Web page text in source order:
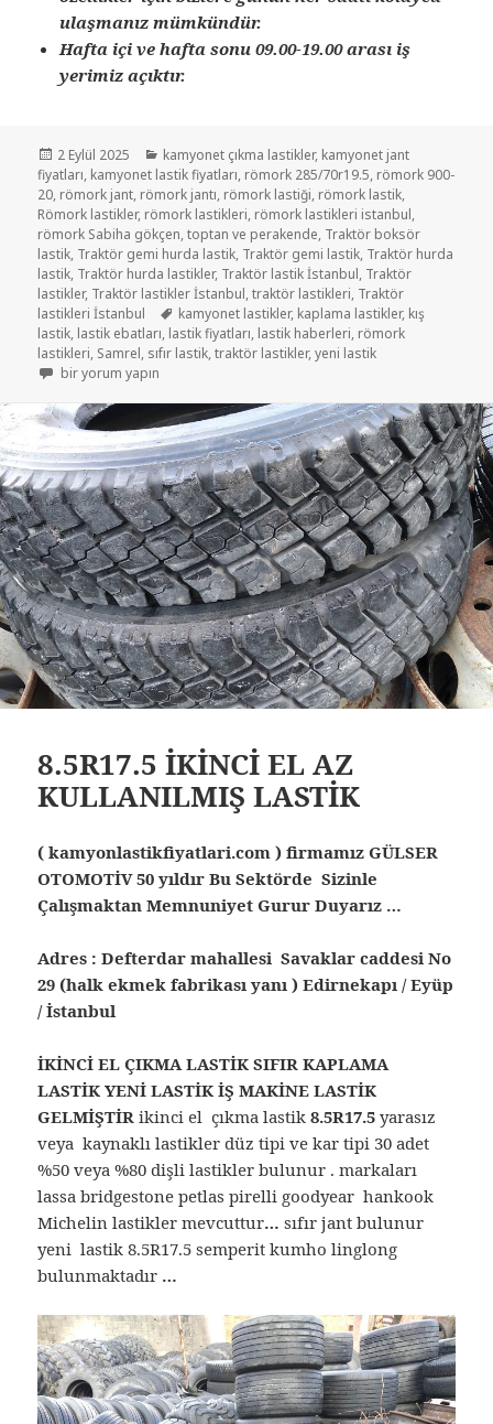
ulaşmanız mümkündür.
Hafta içi ve hafta sonu 09.00-19.00 arası iş
yerimiz açıktır.
Yayın
tarihi
2 Eylül 2025 Kategoriler
kamyonet çıkma lastikler, kamyonet jant
fiyatları, kamyonet lastik fiyatları, römork 285/70r19.5, römork 900-
20, römork jant, römork jantı, römork lastiği, römork lastik,
Römork lastikler, römork lastikleri, römork lastikleri istanbul,
römork Sabiha gökçen,toptan ve perakende, Traktör boksör
lastik, Traktör gemi hurda lastik, Traktör gemi lastik, Traktör hurda
lastik, Traktör hurda lastikler, Traktör lastik İstanbul, Traktör
lastikler, Traktör lastikler İstanbul,traktör lastikleri, Traktör
lastikleri İstanbul
Etiketler
kamyonet lastikler, kaplama lastikler, kış
lastik, lastik ebatları, lastik fiyatları, lastik haberleri, römork
lastikleri, Samrel, sıfır lastik,traktör lastikler,yeni lastik
KAMYONET LASTİKLER 7-50-16 VE 12 KAT için
bir yorum yapın
8.5R17.5 İKİNCİ EL AZ
KULLANILMIŞ LASTİK
( kamyonlastikfiyatlari.com ) firmamız GÜLSER
OTOMOTİV 50 yıldır Bu Sektörde Sizinle
Çalışmaktan Memnuniyet Gurur Duyarız …
Adres : Defterdar mahallesi Savaklar caddesi No
29 (halk ekmek fabrikası yanı ) Edirnekapı / Eyüp
/ İstanbul
İKİNCİ EL ÇIKMA LASTİK SIFIR KAPLAMA
LASTİK YENİ LASTİK İŞ MAKİNE LASTİK
GELMİŞTİRikinci el çıkma lastik8.5R17.5 yarasız
veya kaynaklı lastikler düz tipi ve kar tipi 30 adet
%50 veya %80 dişli lastikler bulunur . markaları
lassa bridgestone petlas pirelli goodyear hankook
Michelin lastikler mevcuttur… sıfır jant bulunur
yeni lastik 8.5R17.5 semperit kumho linglong
bulunmaktadır …